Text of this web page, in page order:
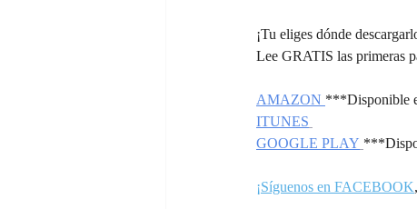
¡Tu eliges dónde
Lee GRATIS las primeras
AMAZON ***Disponible
ITUNES
GOOGLE PLAY
¡Síguenos en FACEBOOK,